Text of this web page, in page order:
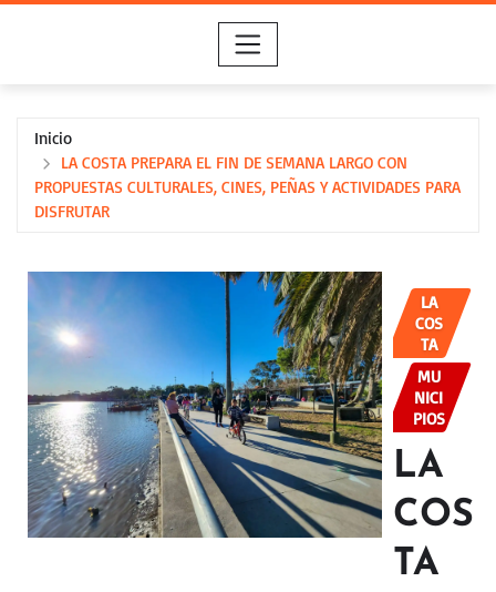
Inicio
LA COSTA PREPARA EL FIN DE SEMANA LARGO CON
PROPUESTAS CULTURALES, CINES, PEÑAS Y ACTIVIDADES PARA
DISFRUTAR
LA
COS
TA
MU
NICI
PIOS
LA
COS
TA